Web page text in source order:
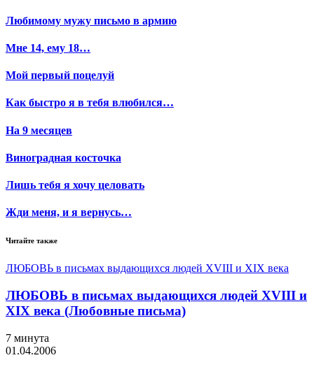
Любимому мужу письмо в армию
Мне 14, ему 18…
Мой первый поцелуй
Как быстро я в тебя влюбился…
На 9 месяцев
Виноградная косточка
Лишь тебя я хочу целовать
Жди меня, и я вернусь…
Читайте также
ЛЮБОВЬ в письмах выдающихся людей XVIII и XIX века
ЛЮБОВЬ в письмах выдающихся людей XVIII и
XIX века (Любовные письма)
7 минута
01.04.2006